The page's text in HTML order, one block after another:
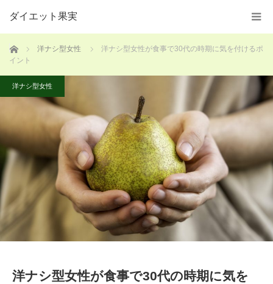
ダイエット果実
ホーム 洋ナシ型女性
洋ナシ型女性が食事で30代の時期に気を付けるポ
イント
洋ナシ型女性
洋ナシ型女性が食事で30代の時期に気を